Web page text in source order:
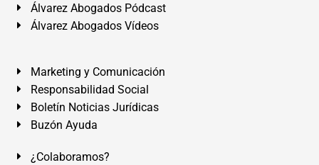
Álvarez Abogados Pódcast
Álvarez Abogados Vídeos
Marketing y Comunicación
Responsabilidad Social
Boletín Noticias Jurídicas
Buzón Ayuda
¿Colaboramos?